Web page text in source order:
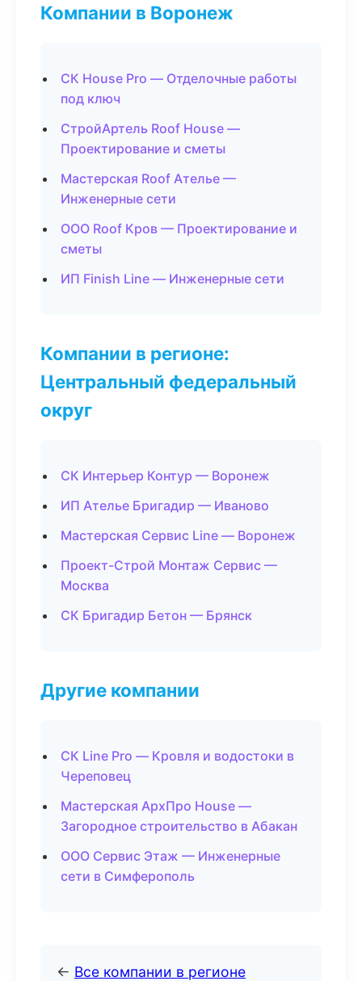
Компании в Воронеж
СК House Pro — Отделочные работы
под ключ
СтройАртель Roof House —
Проектирование и сметы
Мастерская Roof Ателье —
Инженерные сети
ООО Roof Кров — Проектирование и
сметы
ИП Finish Line — Инженерные сети
Компании в регионе:
Центральный федеральный
округ
СК Интерьер Контур — Воронеж
ИП Ателье Бригадир — Иваново
Мастерская Сервис Line — Воронеж
Проект-Строй Монтаж Сервис —
Москва
СК Бригадир Бетон — Брянск
Другие компании
СК Line Pro — Кровля и водостоки в
Череповец
Мастерская АрхПро House —
Загородное строительство в Абакан
ООО Сервис Этаж — Инженерные
сети в Симферополь
← Все компании в регионе